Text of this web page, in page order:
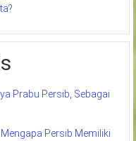
Prabu Persib, Sebagai
Persib Memiliki